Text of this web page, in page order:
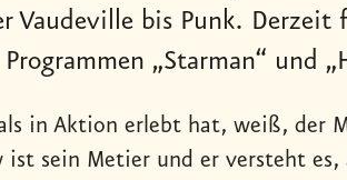
Vaudeville bis Punk.
„Starman“ und
in Aktion erlebt hat, weiß, der
ist sein Metier und er versteht